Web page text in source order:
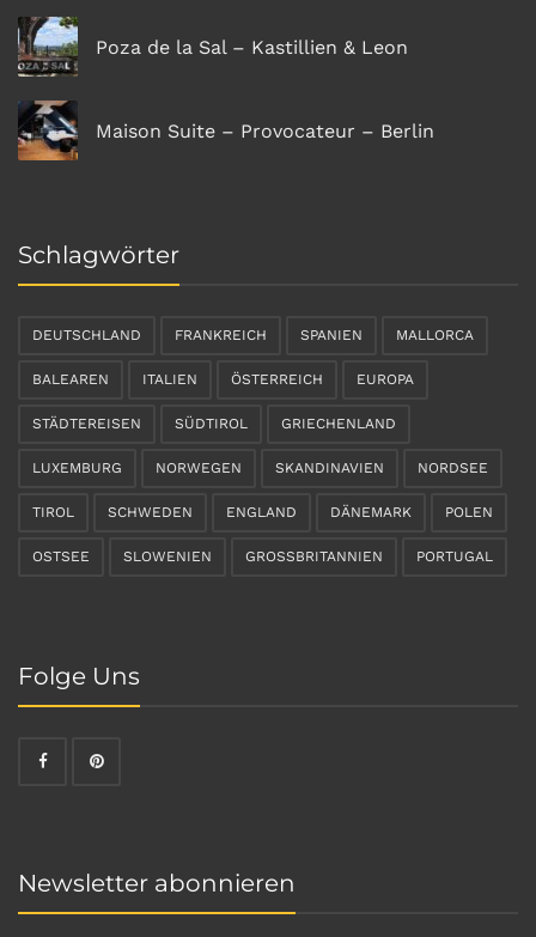
Poza de la Sal – Kastillien & Leon
Maison Suite – Provocateur – Berlin
Schlagwörter
DEUTSCHLAND FRANKREICH SPANIEN MALLORCA
BALEAREN ITALIEN ÖSTERREICH EUROPA
STÄDTEREISEN SÜDTIROL GRIECHENLAND
LUXEMBURG NORWEGEN SKANDINAVIEN NORDSEE
TIROL SCHWEDEN ENGLAND DÄNEMARK POLEN
OSTSEE SLOWENIEN GROSSBRITANNIEN PORTUGAL
Folge Uns
Newsletter abonnieren